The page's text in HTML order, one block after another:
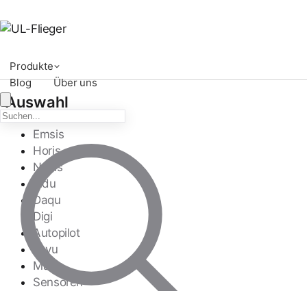
Produkte
Blog
Über uns
Auswahl
Emsis
Horis
Nesis
Indu
Daqu
Digi
Autopilot
Joyu
Magu
Sensoren